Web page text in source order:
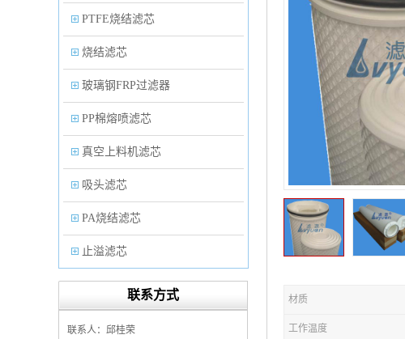
PTFE烧结滤芯
烧结滤芯
玻璃钢FRP过滤器
PP棉熔喷滤芯
真空上料机滤芯
吸头滤芯
PA烧结滤芯
止溢滤芯
PP塑料过滤器
联系方式
联系人：邱桂荣
材质
工作温度